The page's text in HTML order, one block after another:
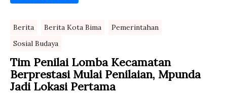
Berita Berita Kota Bima
Pemerintahan
Sosial Budaya
Tim Penilai Lomba Kecamatan
Berprestasi Mulai Penilaian, Mpunda
Jadi Lokasi Pertama